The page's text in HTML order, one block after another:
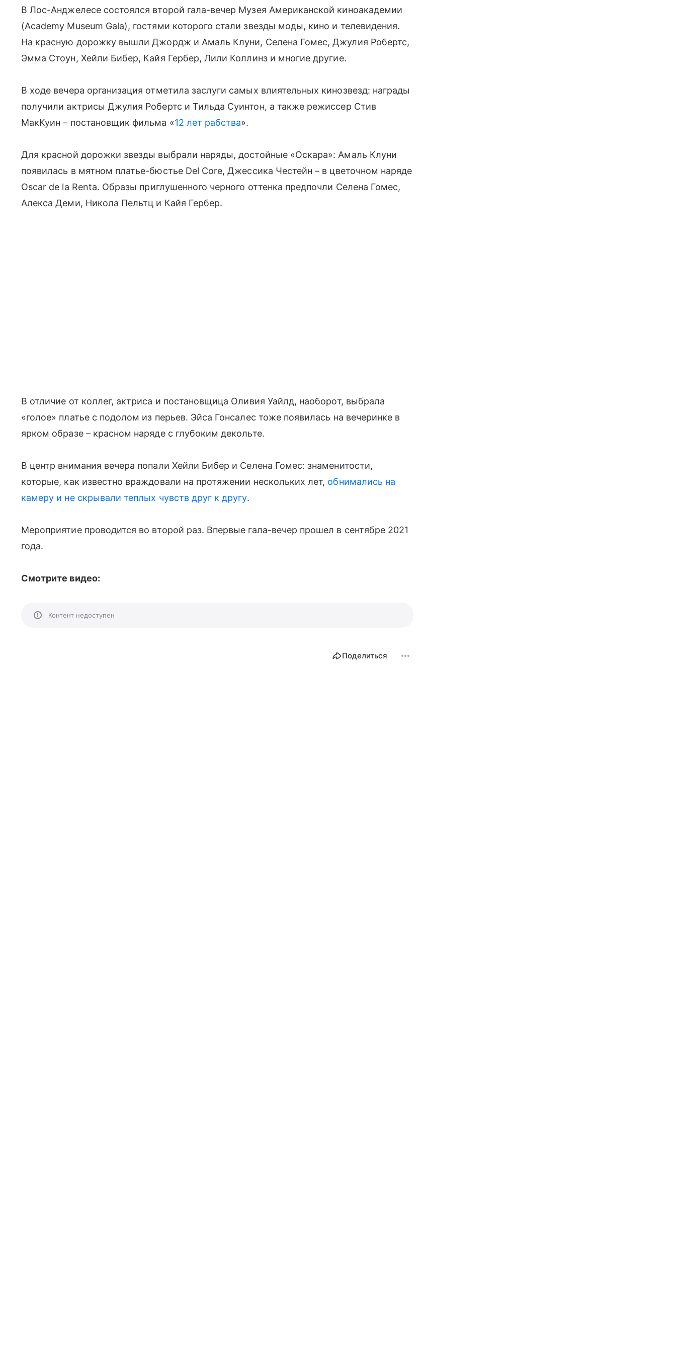
В Лос-Анджелесе состоялся второй гала-вечер Музея Американской киноакадемии
(Academy Museum Gala), гостями которого стали звезды моды, кино и телевидения.
На красную дорожку вышли Джордж и Амаль Клуни, Селена Гомес, Джулия Робертс,
Эмма Стоун, Хейли Бибер, Кайя Гербер, Лили Коллинз и многие другие.
В ходе вечера организация отметила заслуги самых влиятельных кинозвезд: награды
получили актрисы Джулия Робертс и Тильда Суинтон, а также режиссер Стив
МакКуин – постановщик фильма «12 лет рабства».
Для красной дорожки звезды выбрали наряды, достойные «Оскара»: Амаль Клуни
появилась в мятном платье-бюстье Del Core, Джессика Честейн – в цветочном наряде
Oscar de la Renta. Образы приглушенного черного оттенка предпочли Селена Гомес,
Алекса Деми, Никола Пельтц и Кайя Гербер.
В отличие от коллег, актриса и постановщица Оливия Уайлд, наоборот, выбрала
«голое» платье с подолом из перьев. Эйса Гонсалес тоже появилась на вечеринке в
ярком образе – красном наряде с глубоким декольте.
В центр внимания вечера попали Хейли Бибер и Селена Гомес: знаменитости,
которые, как известно враждовали на протяжении нескольких лет, обнимались на
камеру и не скрывали теплых чувств друг к другу.
Мероприятие проводится во второй раз. Впервые гала-вечер прошел в сентябре 2021
года.
Смотрите видео:
Контент недоступен
Поделиться